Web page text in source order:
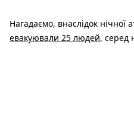
Нагадаємо, внаслідок нічної
евакуювали 25 людей, серед